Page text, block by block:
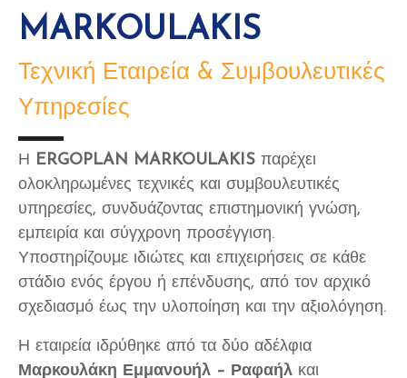
MARKOULAKIS
Τεχνική Εταιρεία & Συμβουλευτικές
Υπηρεσίες
Η ERGOPLAN MARKOULAKIS παρέχει
ολοκληρωμένες τεχνικές και συμβουλευτικές
υπηρεσίες, συνδυάζοντας επιστημονική γνώση,
εμπειρία και σύγχρονη προσέγγιση.
Υποστηρίζουμε ιδιώτες και επιχειρήσεις σε κάθε
στάδιο ενός έργου ή επένδυσης, από τον αρχικό
σχεδιασμό έως την υλοποίηση και την αξιολόγηση.
Η εταιρεία ιδρύθηκε από τα δύο αδέλφια
Μαρκουλάκη Εμμανουήλ – Ραφαήλ και